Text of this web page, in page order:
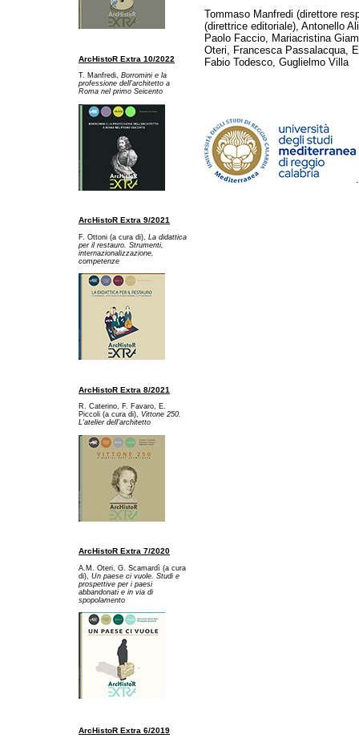
ArcHistoR Extra 10/2022
T. Manfredi, Borromini e la
professione dell’architetto a
Roma nel primo Seicento
ArcHistoR Extra 9/2021
F. Ottoni (a cura di), La didattica
per il restauro. Strumenti,
internazionalizzazione,
competenze
ArcHistoR Extra 8/2021
R. Caterino, F. Favaro, E.
Piccoli (a cura di), Vittone 250.
L'atelier dell'architetto
ArcHistoR Extra 7/2020
A.M. Oteri, G. Scamardì (a cura
di), Un paese ci vuole. Studi e
prospettive per i paesi
abbandonati e in via di
spopolamento
ArcHistoR Extra 6/2019
Tommaso Manfredi (direttore
(direttrice editoriale), Antonello
Paolo Faccio, Mariacristina
Oteri, Francesca Passalacqua,
Fabio Todesco, Guglielmo Villa